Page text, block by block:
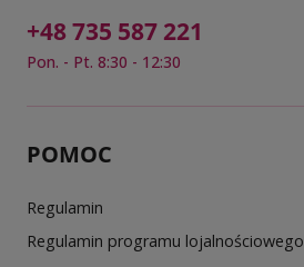
+48 735 587 221
Pon. - Pt. 8:30 - 12:30
POMOC
Regulamin
Regulamin programu lojalnościowego